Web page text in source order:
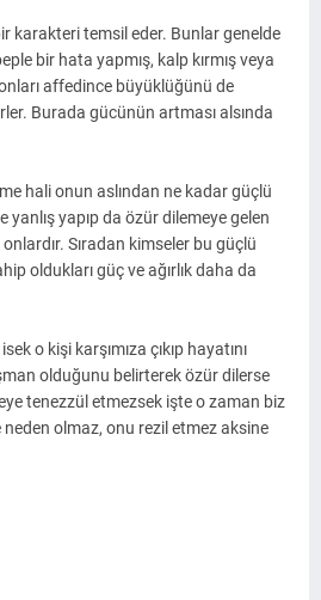
karakteri temsil eder. Bunlar genelde
bir hata yapmış, kalp kırmış veya
affedince büyüklüğünü de
Burada gücünün artması alsında
hali onun aslından ne kadar güçlü
yapıp da özür dilemeye gelen
Sıradan kimseler bu güçlü
oldukları güç ve ağırlık daha da
o kişi karşımıza çıkıp hayatını
olduğunu belirterek özür dilerse
tenezzül etmezsek işte o zaman biz
olmaz, onu rezil etmez aksine